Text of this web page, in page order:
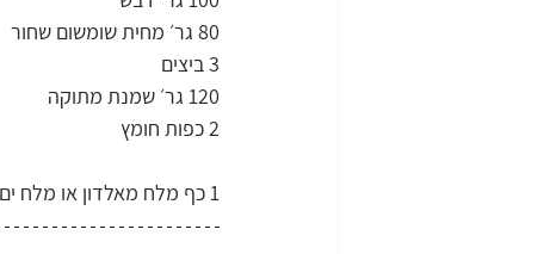
80 גר׳ מחית שומשום שחור
3 ביצים
120 גר׳ שמנת מתוקה
2 כפות חומץ
1 כף מלח מאלדון או מלח ים אטלנטי